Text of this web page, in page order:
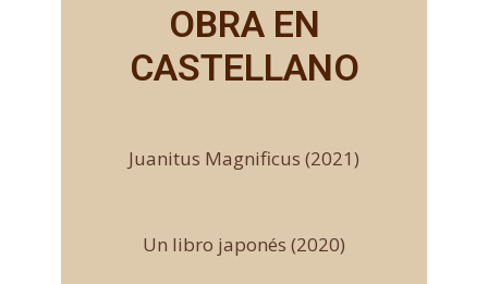
OBRA EN
CASTELLANO
Juanitus Magnificus (2021)
Un libro japonés (2020)